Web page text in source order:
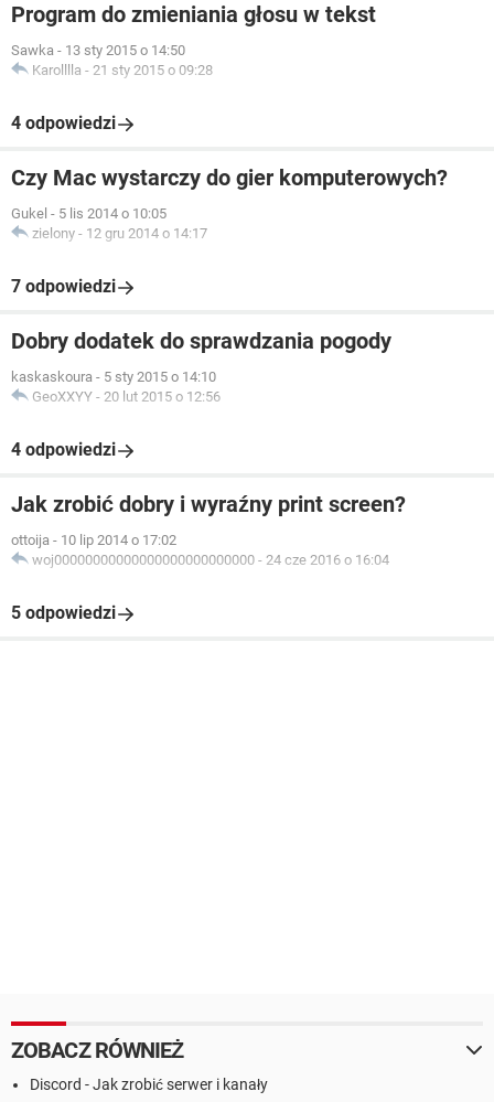
Program do zmieniania głosu w tekst
Sawka - 13 sty 2015 o 14:50
Karolllla - 21 sty 2015 o 09:28
4 odpowiedzi
Czy Mac wystarczy do gier komputerowych?
Gukel - 5 lis 2014 o 10:05
zielony - 12 gru 2014 o 14:17
7 odpowiedzi
Dobry dodatek do sprawdzania pogody
kaskaskoura - 5 sty 2015 o 14:10
GeoXXYY - 20 lut 2015 o 12:56
4 odpowiedzi
Jak zrobić dobry i wyraźny print screen?
ottoija - 10 lip 2014 o 17:02
woj00000000000000000000000000 - 24 cze 2016 o 16:04
5 odpowiedzi
ZOBACZ RÓWNIEŻ
Discord - Jak zrobić serwer i kanały